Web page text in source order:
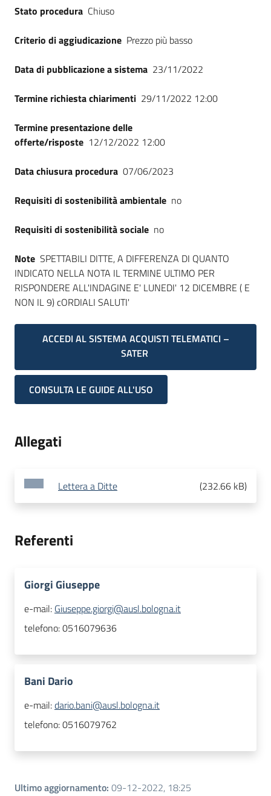
su
Stato procedura Chiuso
Criterio di aggiudicazione Prezzo più basso
Data di pubblicazione a sistema 23/11/2022
Termine richiesta chiarimenti 29/11/2022 12:00
Termine presentazione delle
offerte/risposte 12/12/2022 12:00
Data chiusura procedura 07/06/2023
Requisiti di sostenibilità ambientale no
Requisiti di sostenibilità sociale no
Note SPETTABILI DITTE, A DIFFERENZA DI QUANTO
INDICATO NELLA NOTA IL TERMINE ULTIMO PER
RISPONDERE ALL'INDAGINE E' LUNEDI' 12 DICEMBRE ( E
NON IL 9) cORDIALI SALUTI'
ACCEDI AL SISTEMA ACQUISTI TELEMATICI –
SATER
CONSULTA LE GUIDE ALL'USO
Allegati
Lettera a Ditte (232.66 kB)
Referenti
Giorgi Giuseppe
e-mail: Giuseppe.giorgi@ausl.bologna.it
telefono:0516079636
Bani Dario
e-mail:dario.bani@ausl.bologna.it
telefono:0516079762
Ultimo aggiornamento: 09-12-2022, 18:25